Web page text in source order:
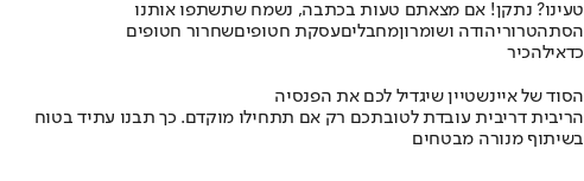
טעינו? נתקן! אם מצאתם טעות בכתבה, נשמח שתשתפו אותנו
הסתהטרוריהודה ושומרוןמחבליםעסקת חטופיםשחרור חטופים
כדאילהכיר
הסוד של איינשטיין שיגדיל לכם את הפנסיה
הריבית דריבית עובדת לטובתכם רק אם תתחילו מוקדם. כך תבנו עתיד בטוח
בשיתוף מנורה מבטחים